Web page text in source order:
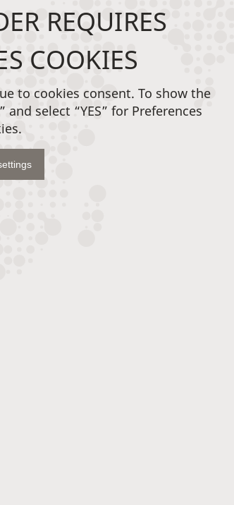
REQUIRES
COOKIES
to cookies consent. To show the
select “YES” for Preferences